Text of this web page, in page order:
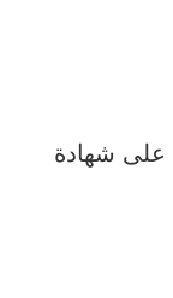
على شهادة